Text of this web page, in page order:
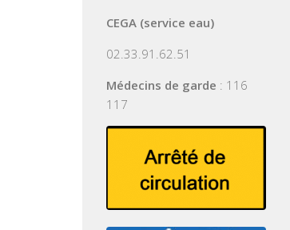
CEGA (service eau)
02.33.91.62.51
Médecins de garde : 116
117